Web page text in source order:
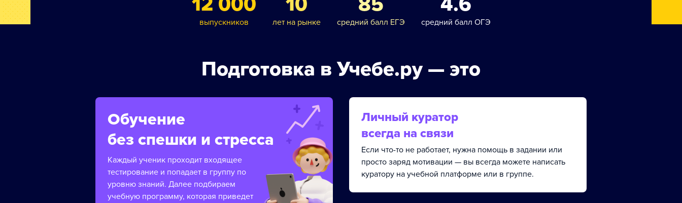
выпускников лет на рынке средний балл ЕГЭ средний балл ОГЭ
Подготовка в Учебе.ру — это
Обучение
без спешки и стресса
Каждый ученик проходит входящее
тестирование и попадает в группу по
уровню знаний. Далее подбираем
учебную программу, которая приведет
Личный куратор
всегда на связи
Если что-то не работает, нужна помощь в задании или
просто заряд мотивации — вы всегда можете написать
куратору на учебной платформе или в группе.